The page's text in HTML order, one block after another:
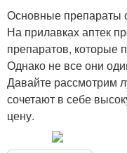
Основные препараты
На прилавках аптек
препаратов, которые
Однако не все они
Давайте рассмотрим
сочетают в себе
цену.